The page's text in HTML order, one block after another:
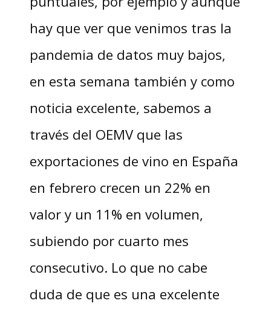
hay que ver que venimos tras la
pandemia de datos muy bajos,
en esta semana también y como
noticia excelente, sabemos a
través del OEMV que las
exportaciones de vino en España
en febrero crecen un 22% en
valor y un 11% en volumen,
subiendo por cuarto mes
consecutivo. Lo que no cabe
duda de que es una excelente